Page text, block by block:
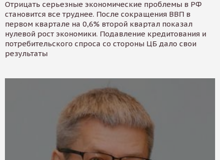
Отрицать серьезные экономические проблемы в РФ
становится все труднее. После сокращения ВВП в
первом квартале на 0,6% второй квартал показал
нулевой рост экономики. Подавление кредитования и
потребительского спроса со стороны ЦБ дало свои
результаты